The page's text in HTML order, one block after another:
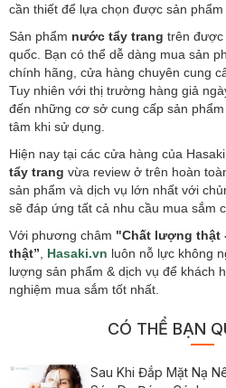
cần thiết để lựa chọn được sản
Sản phẩm nước tẩy trang trên được
quốc. Bạn có thể dễ dàng mua sản
chính hãng, cửa hàng chuyên cung
Tuy nhiên với thị trường hàng giả
đến những cơ sở cung cấp sản
tâm khi sử dụng.
Hiện nay tại các cửa hàng của
tẩy trang vừa review ở trên hoàn
sản phẩm và dịch vụ lớn nhất với
sẽ đáp ứng tất cả nhu cầu mua sắm
Với phương châm "Chất lượng thật
thật”, Hasaki.vn luôn nỗ lực không
lượng sản phẩm & dịch vụ để khách
nghiệm mua sắm tốt nhất.
CÓ THỂ BẠN
Sau Khi Đắp Mặt Nạ